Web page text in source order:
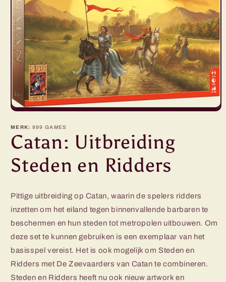
Media
openen
in
modaal
MERK: 999 GAMES
Catan: Uitbreiding
Steden en Ridders
Pittige uitbreiding op Catan, waarin de spelers ridders
inzetten om het eiland tegen binnenvallende barbaren te
beschermen en hun steden tot metropolen uitbouwen. Om
deze set te kunnen gebruiken is een exemplaar van het
basisspel vereist. Het is ook mogelijk om Steden en
Ridders met De Zeevaarders van Catan te combineren.
Steden en Ridders heeft nu ook nieuw artwork en